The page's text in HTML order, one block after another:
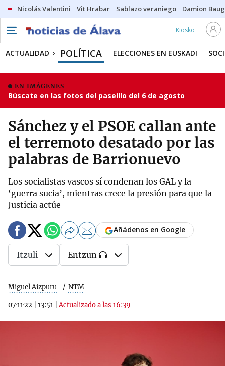
Nicolás Valentini Vit Hrabar Sablazo veraniego Damion
Kiosko
ACTUALIDAD POLÍTICA ELECCIONES EN EUSKADI
EN IMÁGENES
Búscate en las fotos del paseíllo del 6 de agosto
Sánchez y el PSOE callan ante
el terremoto desatado por las
palabras de Barrionuevo
Los socialistas vascos sí condenan los GAL y la
‘guerra sucia’, mientras crece la presión para que la
Justicia actúe
Miguel Aizpuru NTM
07·11·22 13:51 |Actualizado a las 16:39
Añádenos en Google
Itzuli Entzun